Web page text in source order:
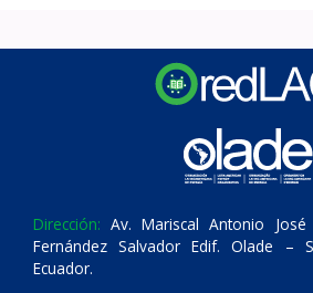
Dirección: Av. Mariscal Antonio
Fernández Salvador Edif. Olade –
Ecuador.